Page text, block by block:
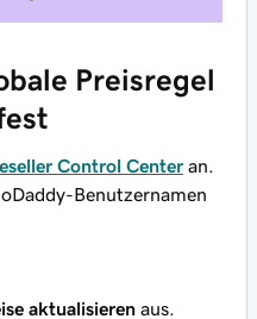
Preisregel
Control Center an.
Benutzernamen
aktualisieren aus.